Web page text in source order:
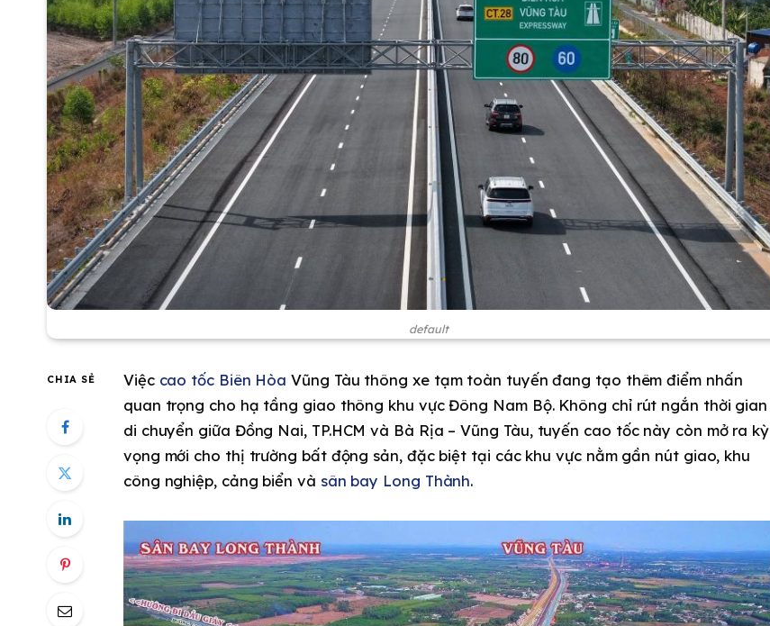
default
CHIA SẺ Việc cao tốc Biên Hòa Vũng Tàu thông xe tạm toàn tuyến đang tạo thêm điểm nhấn
quan trọng cho hạ tầng giao thông khu vực Đông Nam Bộ. Không chỉ rút ngắn thời gian
di chuyển giữa Đồng Nai, TP.HCM và Bà Rịa – Vũng Tàu, tuyến cao tốc này còn mở ra kỳ
vọng mới cho thị trường bất động sản, đặc biệt tại các khu vực nằm gần nút giao, khu
công nghiệp, cảng biển và sân bay Long Thành.